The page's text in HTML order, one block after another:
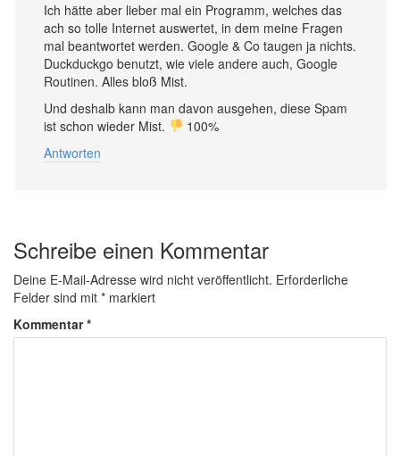
Ich hätte aber lieber mal ein Programm, welches das
ach so tolle Internet auswertet, in dem meine Fragen
mal beantwortet werden. Google & Co taugen ja nichts.
Duckduckgo benutzt, wie viele andere auch, Google
Routinen. Alles bloß Mist.
Und deshalb kann man davon ausgehen, diese Spam
ist schon wieder Mist.
100%
Antworten
Schreibe einen Kommentar
Deine E-Mail-Adresse wird nicht veröffentlicht. Erforderliche
Felder sind mit * markiert
Kommentar*